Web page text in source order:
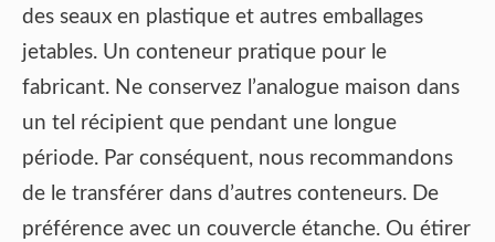
des seaux en plastique et autres emballages
jetables. Un conteneur pratique pour le
fabricant. Ne conservez l’analogue maison dans
un tel récipient que pendant une longue
période. Par conséquent, nous recommandons
de le transférer dans d’autres conteneurs. De
préférence avec un couvercle étanche. Ou étirer